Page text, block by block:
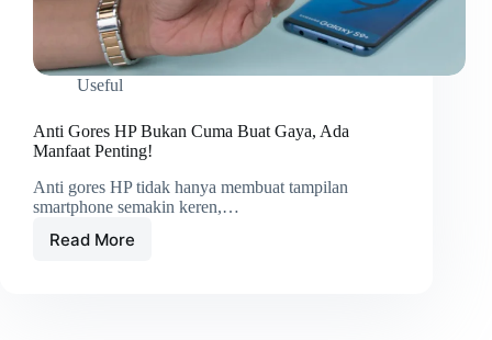
Useful
Anti Gores HP Bukan Cuma Buat Gaya, Ada
Manfaat Penting!
Anti gores HP tidak hanya membuat tampilan
smartphone semakin keren,…
Read More
Anti